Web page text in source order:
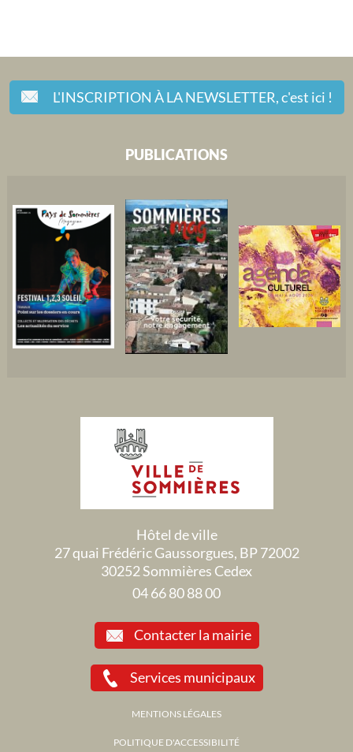
L'INSCRIPTION À LA NEWSLETTER,c'est ici !
PUBLICATIONS
Hôtel de ville
27 quai Frédéric Gaussorgues, BP 72002
30252 Sommières Cedex
04 66 80 88 00
Contacter la mairie
Services municipaux
MENTIONS LÉGALES
POLITIQUE D'ACCESSIBILITÉ